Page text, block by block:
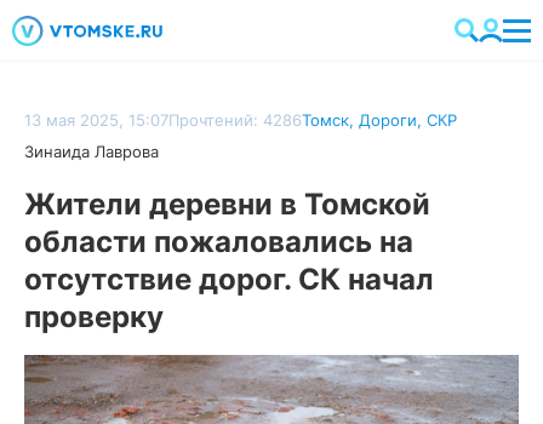
13 мая 2025, 15:07Прочтений: 4286Томск, Дороги, СКР
Зинаида Лаврова
Жители деревни в Томской
области пожаловались на
отсутствие дорог. СК начал
проверку